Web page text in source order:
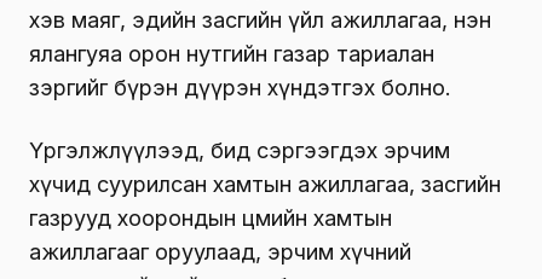
хэв маяг, эдийн засгийн үйл ажиллагаа, нэн
ялангуяа орон нутгийн газар тариалан
зэргийг бүрэн дүүрэн хүндэтгэх болно.
Үргэлжлүүлээд, бид сэргээгдэх эрчим
хүчид суурилсан хамтын ажиллагаа, засгийн
газрууд хоорондын цөмийн хамтын
ажиллагааг оруулаад, эрчим хүчний